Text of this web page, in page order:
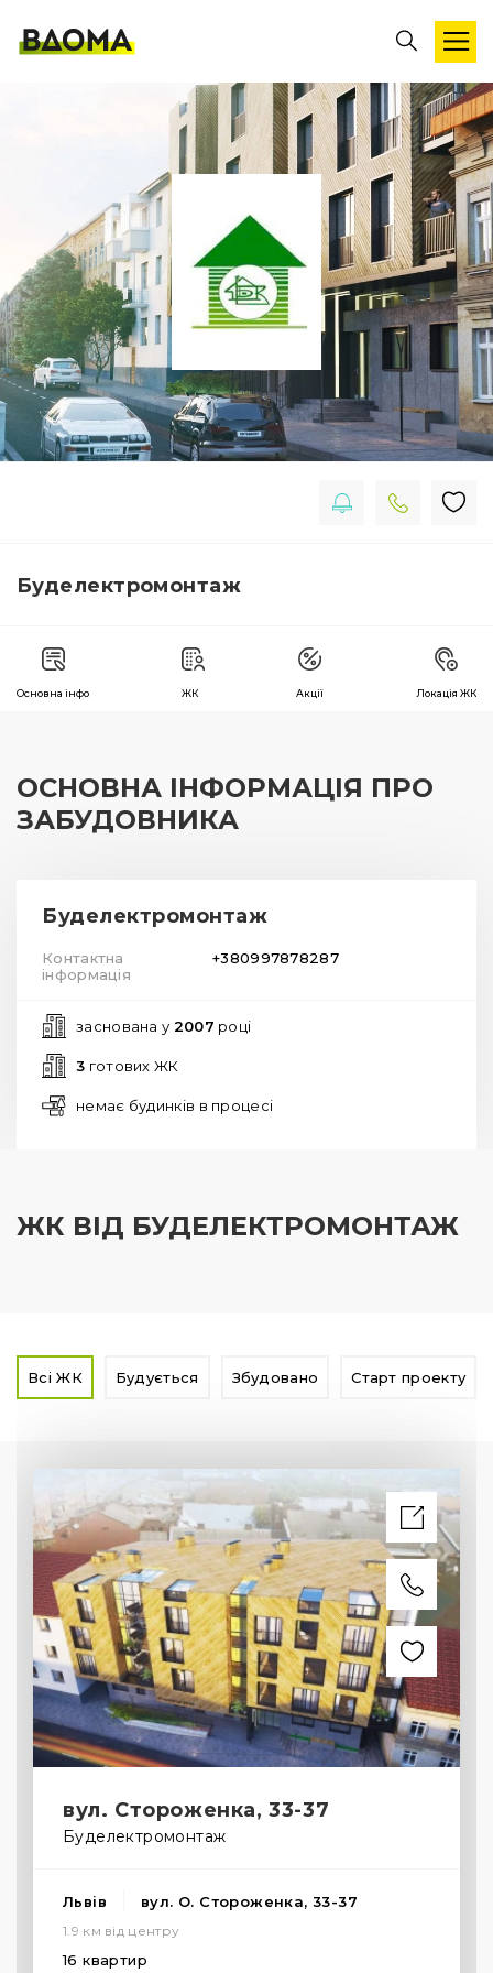
Буделектромонтаж
Основна інфо ЖК Акції Локація ЖК
ОСНОВНА ІНФОРМАЦІЯ ПРО
ЗАБУДОВНИКА
Буделектромонтаж
Контактна
інформація
+380997878287
заснована у 2007 році
3 готових ЖК
немає будинків в процесі
ЖК ВІД БУДЕЛЕКТРОМОНТАЖ
Всі ЖК Будується Збудовано Старт проекту
вул. Стороженка, 33-37
Буделектромонтаж
Львів вул. О. Стороженка, 33-37
1.9 км від центру
16 квартир